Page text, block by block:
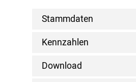
Stammdaten
Kennzahlen
Download